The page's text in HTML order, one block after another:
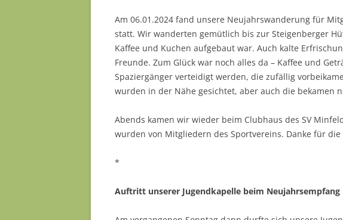
Am 06.01.2024 fand unsere Neujahrswanderung für
statt. Wir wanderten gemütlich bis zur Steigenberger
Kaffee und Kuchen aufgebaut war. Auch kalte
Freunde. Zum Glück war noch alles da – Kaffee und
Spaziergänger verteidigt werden, die zufällig
wurden in der Nähe gesichtet, aber auch die bekamen
Abends kamen wir wieder beim Clubhaus des SV
wurden von Mitgliedern des Sportvereins. Danke für
*
Auftritt unserer Jugendkapelle beim Neujahrsempfang